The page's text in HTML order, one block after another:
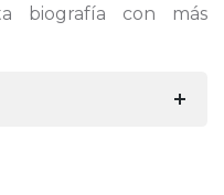
biografía con más